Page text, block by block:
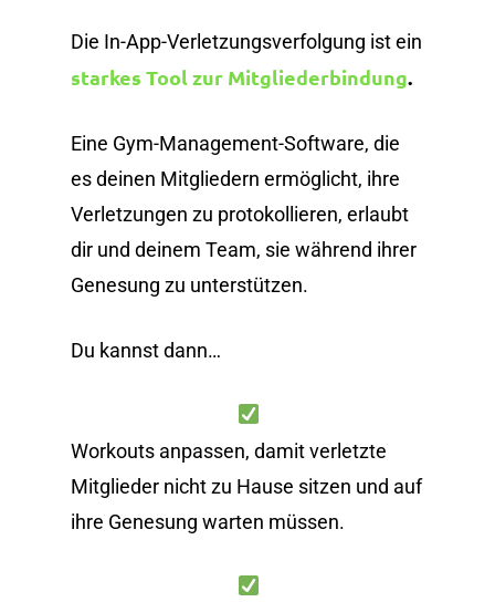
Die In-App-Verletzungsverfolgung ist ein
starkes Tool zur Mitgliederbindung.
Eine Gym-Management-Software, die
es deinen Mitgliedern ermöglicht, ihre
Verletzungen zu protokollieren, erlaubt
dir und deinem Team, sie während ihrer
Genesung zu unterstützen.
Du kannst dann…
Workouts anpassen, damit verletzte
Mitglieder nicht zu Hause sitzen und auf
ihre Genesung warten müssen.